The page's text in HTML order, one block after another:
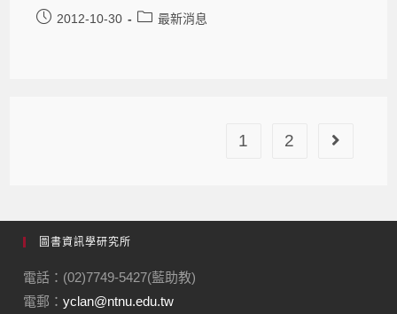
2012-10-30 最新消息
1 2
圖書資訊學研究所
電話：(02)7749-5427(藍助教)
電郵：yclan@ntnu.edu.tw